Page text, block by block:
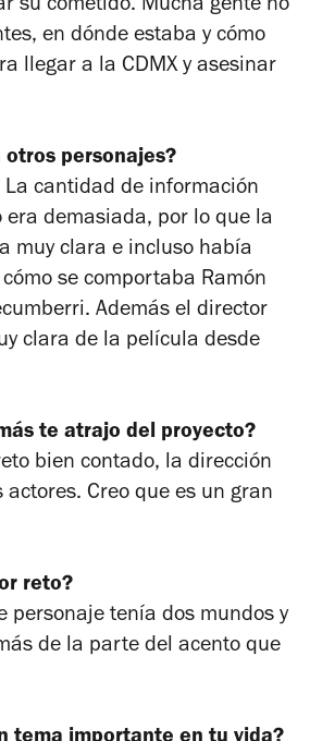
su cometido. Mucha gente no
en dónde estaba y cómo
llegar a la CDMX y asesinar
otros personajes?
La cantidad de información
era demasiada, por lo que la
muy clara e incluso había
se comportaba Ramón
Además el director
clara de la película desde
te atrajo del proyecto?
bien contado, la dirección
Creo que es un gran
reto?
personaje tenía dos mundos y
de la parte del acento que